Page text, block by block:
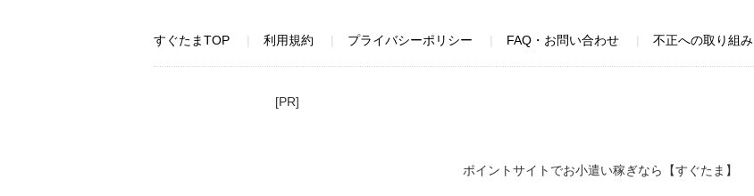
すぐたまTOP 利用規約 プライバシーポリシー FAQ・お問い合わせ 不正への取り組み
[PR]
ポイントサイトでお小遣い稼ぎなら【すぐたま】